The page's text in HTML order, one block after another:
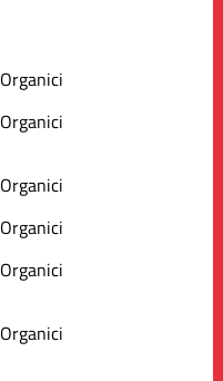
Organici
Organici
Organici
Organici
Organici
Organici